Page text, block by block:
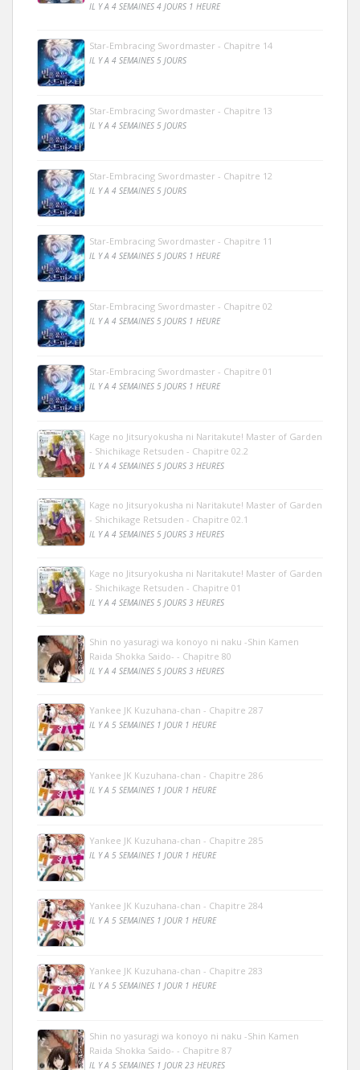
IL Y A 4 SEMAINES 4 JOURS 1 HEURE
Star-Embracing Swordmaster - Chapitre 14
IL Y A 4 SEMAINES 5 JOURS
Star-Embracing Swordmaster - Chapitre 13
IL Y A 4 SEMAINES 5 JOURS
Star-Embracing Swordmaster - Chapitre 12
IL Y A 4 SEMAINES 5 JOURS
Star-Embracing Swordmaster - Chapitre 11
IL Y A 4 SEMAINES 5 JOURS 1 HEURE
Star-Embracing Swordmaster - Chapitre 02
IL Y A 4 SEMAINES 5 JOURS 1 HEURE
Star-Embracing Swordmaster - Chapitre 01
IL Y A 4 SEMAINES 5 JOURS 1 HEURE
Kage no Jitsuryokusha ni Naritakute! Master of Garden
- Shichikage Retsuden - Chapitre 02.2
IL Y A 4 SEMAINES 5 JOURS 3 HEURES
Kage no Jitsuryokusha ni Naritakute! Master of Garden
- Shichikage Retsuden - Chapitre 02.1
IL Y A 4 SEMAINES 5 JOURS 3 HEURES
Kage no Jitsuryokusha ni Naritakute! Master of Garden
- Shichikage Retsuden - Chapitre 01
IL Y A 4 SEMAINES 5 JOURS 3 HEURES
Shin no yasuragi wa konoyo ni naku -Shin Kamen
Raida Shokka Saido- - Chapitre 80
IL Y A 4 SEMAINES 5 JOURS 3 HEURES
Yankee JK Kuzuhana-chan - Chapitre 287
IL Y A 5 SEMAINES 1 JOUR 1 HEURE
Yankee JK Kuzuhana-chan - Chapitre 286
IL Y A 5 SEMAINES 1 JOUR 1 HEURE
Yankee JK Kuzuhana-chan - Chapitre 285
IL Y A 5 SEMAINES 1 JOUR 1 HEURE
Yankee JK Kuzuhana-chan - Chapitre 284
IL Y A 5 SEMAINES 1 JOUR 1 HEURE
Yankee JK Kuzuhana-chan - Chapitre 283
IL Y A 5 SEMAINES 1 JOUR 1 HEURE
Shin no yasuragi wa konoyo ni naku -Shin Kamen
Raida Shokka Saido- - Chapitre 87
IL Y A 5 SEMAINES 1 JOUR 23 HEURES